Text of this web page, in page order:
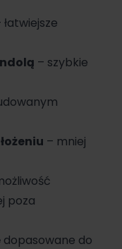
łatwiejsze
– szybkie
– mniej
poza
dopasowane do